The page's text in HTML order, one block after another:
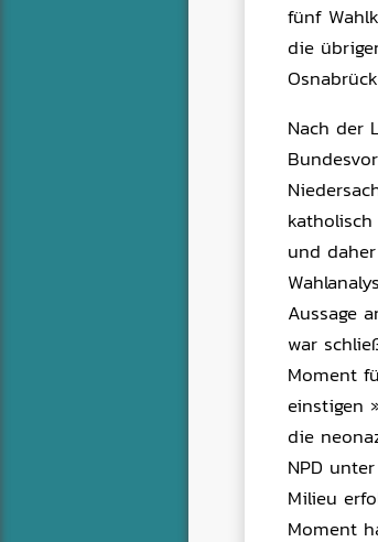
fünf
die
Nach der
und
Aussage
war
Moment
einstigen
die
NPD
Milieu
Moment